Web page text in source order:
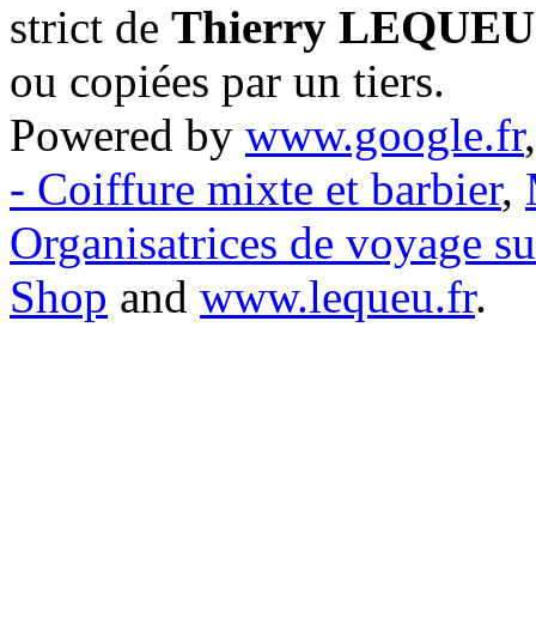
strict de Thierry LEQUEU
ou copiées par un tiers.
Powered by www.google.fr
- Coiffure mixte et barbier,
Organisatrices de voyage
Shop and www.lequeu.fr.